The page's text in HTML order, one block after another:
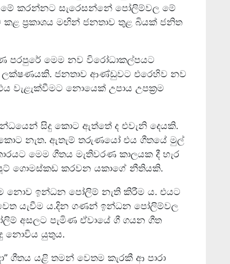
මේ කරන්නට සැරෙසන්නේ පෝලිම්වල මේ
ප‍්‍රකාශය මඟින් ජනතාව තුළ බියක් ජනිත
පරපුරේ මෙම නව විරෝධාකල්පයට
ලක්ෂණයකි. ජනතාව ආණ්ඩුවට එරෙහිව නව
වැළැක්වීමට නොයෙක් උපාය උපක‍්‍රම
සිදු කොට ඇත්තේ ද එවැනි දෙයකි.
නැත. ඇතැම් තරුණයෝ එය ගීතයේ මුල්
මෙම ගීතය මැතිවරණ කාලයක දී හැර
ගොමස්කඩ කරවන යකාගේ නීතියකි.
නොව ඉන්ධන පෝලිම් නැති කිරීම ය. එයට
යැවීම ය.දින ගණන් ඉන්ධන පෝලිම්වල
අසලට පැමිණ ඒවායේ ගී ගයන ගීත
නොවිය යුතුය.
ගීතය යළි තමන් වෙතම කැරකී ආ පාරා